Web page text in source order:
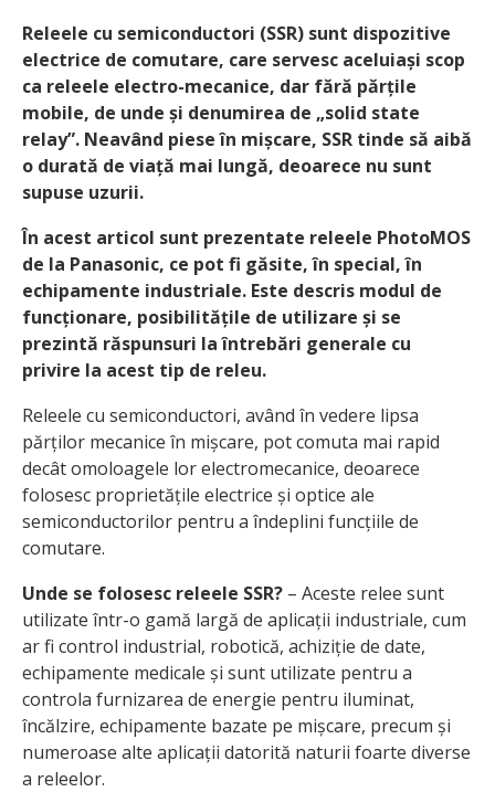
Releele cu semiconductori (SSR) sunt dispozitive
electrice de comutare, care servesc aceluiași scop
ca releele electro-mecanice, dar fără părțile
mobile, de unde și denumirea de „solid state
relay”. Neavând piese în mișcare, SSR tinde să aibă
o durată de viață mai lungă, deoarece nu sunt
supuse uzurii.
În acest articol sunt prezentate releele PhotoMOS
de la Panasonic, ce pot fi găsite, în special, în
echipamente industriale. Este descris modul de
funcționare, posibilitățile de utilizare și se
prezintă răspunsuri la întrebări generale cu
privire la acest tip de releu.
Releele cu semiconductori, având în vedere lipsa
părților mecanice în mișcare, pot comuta mai rapid
decât omoloagele lor electromecanice, deoarece
folosesc proprietățile electrice și optice ale
semiconductorilor pentru a îndeplini funcțiile de
comutare.
Unde se folosesc releele SSR? – Aceste relee sunt
utilizate într-o gamă largă de aplicații industriale, cum
ar fi control industrial, robotică, achiziție de date,
echipamente medicale și sunt utilizate pentru a
controla furnizarea de energie pentru iluminat,
încălzire, echipamente bazate pe mișcare, precum și
numeroase alte aplicații datorită naturii foarte diverse
a releelor.